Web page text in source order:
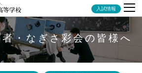
入試情報
・なぎさ彩会の皆様へ